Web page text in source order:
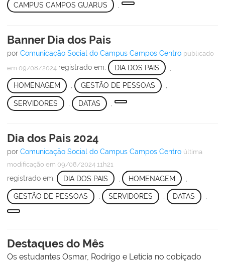
CAMPUS CAMPOS GUARUS
Banner Dia dos Pais
por Comunicação Social do Campus Campos Centro publicado
em 09/08/2024 registrado em: DIA DOS PAIS
HOMENAGEM , GESTÃO DE PESSOAS ,
SERVIDORES DATAS
Dia dos Pais 2024
por Comunicação Social do Campus Campos Centro última
modificação em 09/08/2024 11h21
registrado em: DIA DOS PAIS HOMENAGEM
GESTÃO DE PESSOAS , SERVIDORES , DATAS ,
Destaques do Mês
Os estudantes Osmar, Rodrigo e Letícia no cobiçado